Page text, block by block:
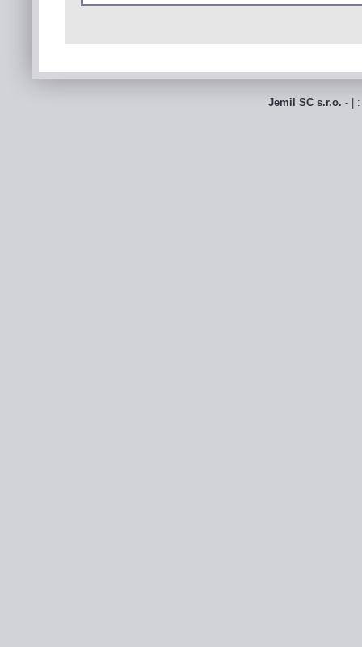
Jemil SC s.r.o. - |